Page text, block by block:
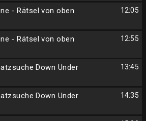
12:05
- Rätsel von oben
12:55
- Rätsel von oben
13:45
Down Under
14:35
Down Under